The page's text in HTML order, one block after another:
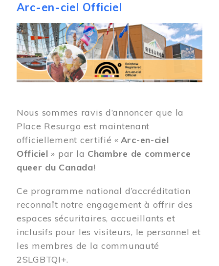
Arc-en-ciel Officiel
Image
Nous sommes ravis d’annoncer que la
Place Resurgo est maintenant
officiellement certifié « Arc-en-ciel
Officiel » par la Chambre de commerce
queer du Canada!
Ce programme national d’accréditation
reconnaît notre engagement à offrir des
espaces sécuritaires, accueillants et
inclusifs pour les visiteurs, le personnel et
les membres de la communauté
2SLGBTQI+.